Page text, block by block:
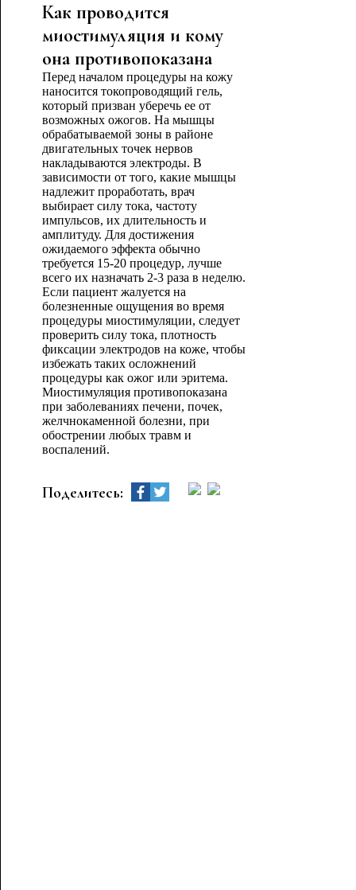
Как проводится
миостимуляция и кому
она противопоказана
Перед началом процедуры на кожу
наносится токопроводящий гель,
который призван уберечь ее от
возможных ожогов. На мышцы
обрабатываемой зоны в районе
двигательных точек нервов
накладываются электроды. В
зависимости от того, какие мышцы
надлежит проработать, врач
выбирает силу тока, частоту
импульсов, их длительность и
амплитуду. Для достижения
ожидаемого эффекта обычно
требуется 15-20 процедур, лучше
всего их назначать 2-3 раза в неделю.
Если пациент жалуется на
болезненные ощущения во время
процедуры миостимуляции, следует
проверить силу тока, плотность
фиксации электродов на коже, чтобы
избежать таких осложнений
процедуры как ожог или эритема.
Миостимуляция противопоказана
при заболеваниях печени, почек,
желчнокаменной болезни, при
обострении любых травм и
воспалений.
Поделитесь: